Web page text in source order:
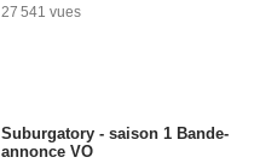
27 541 vues
Suburgatory - saison 1 Bande-
annonce VO